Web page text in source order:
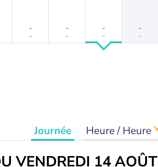
-
-
-
-
-
-
-
-
Journée Heure / Heure
VENDREDI 14 AOÛT